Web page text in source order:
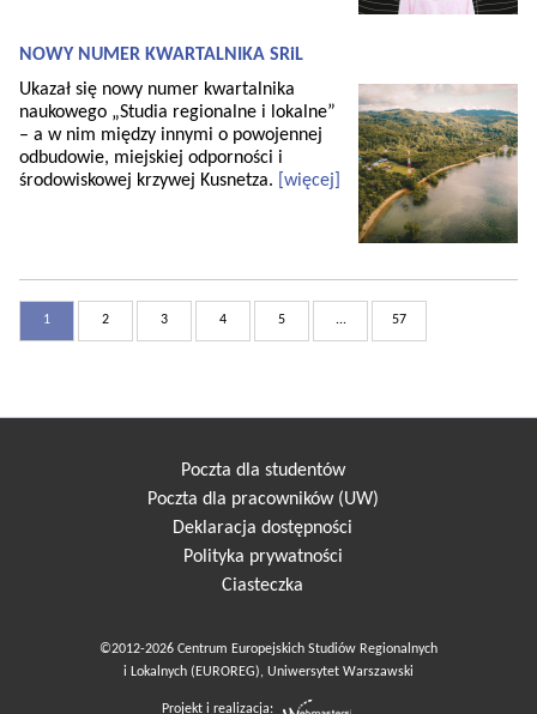
NOWY NUMER KWARTALNIKA SRiL
Ukazał się nowy numer kwartalnika
naukowego „Studia regionalne i lokalne”
– a w nim między innymi o powojennej
odbudowie, miejskiej odporności i
środowiskowej krzywej Kusnetza.
[więcej]
1 2 3 4 5 ... 57
Poczta dla studentów
Poczta dla pracowników (UW)
Deklaracja dostępności
Polityka prywatności
Ciasteczka
©2012-2026 Centrum Europejskich Studiów Regionalnych
i Lokalnych (EUROREG), Uniwersytet Warszawski
Projekt i realizacja: